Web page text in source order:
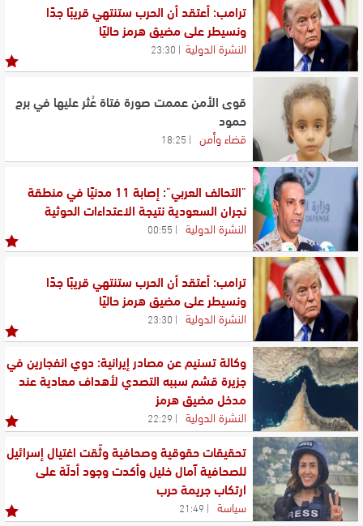
ترامب: أعتقد أن الحرب ستنتهي قريبًا جدًا
ونسيطر على مضيق هرمز حاليًا
النشرة الدولية 23:30
قوى الأمن عممت صورة فتاة عُثر عليها في برج
حمود
قضاء وأمن 18:25
"التحالف العربي": إصابة 11 مدنيًا في منطقة
نجران السعودية نتيجة الاعتداءات الحوثية
النشرة الدولية 00:55
ترامب: أعتقد أن الحرب ستنتهي قريبًا جدًا
ونسيطر على مضيق هرمز حاليًا
النشرة الدولية 23:30
وكالة تسنيم عن مصادر إيرانية: دوي انفجارين في
جزيرة قشم سببه التصدي لأهداف معادية عند
مدخل مضيق هرمز
النشرة الدولية 22:29
تحقيقات حقوقية وصحافية وثّقت اغتيال إسرائيل
للصحافية آمال خليل وأكدت وجود أدلّة على
ارتكاب جريمة حرب
سياسة 21:49